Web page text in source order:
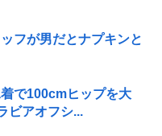
フが男だとナプキンと
で100cmヒップを大
ビアオフシ...